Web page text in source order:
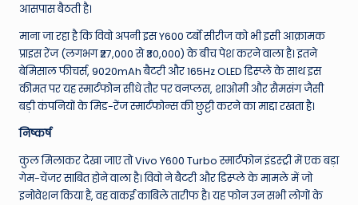
आसपास बैठती है।
माना जा रहा है कि विवो अपनी इस Y600 टर्बो सीरीज को भी इसी आक्रामक
प्राइस रेंज (लगभग ₹27,000 से ₹30,000) के बीच पेश करने वाला है। इतने
बेमिसाल फीचर्स, 9020mAh बैटरी और 165Hz OLED डिस्प्ले के साथ इस
कीमत पर यह स्मार्टफोन सीधे तौर पर वनप्लस, शाओमी और सैमसंग जैसी
बड़ी कंपनियों के मिड-रेंज स्मार्टफोन्स की छुट्टी करने का माद्दा रखता है।
निष्कर्ष
कुल मिलाकर देखा जाए तो Vivo Y600 Turbo स्मार्टफोन इंडस्ट्री में एक बड़ा
गेम-चेंजर साबित होने वाला है। विवो ने बैटरी और डिस्प्ले के मामले में जो
इनोवेशन किया है, वह वाकई काबिले तारीफ है। यह फोन उन सभी लोगों के